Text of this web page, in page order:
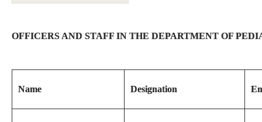
OFFICERS AND STAFF IN THE DEPARTMENT OF
Name Designation